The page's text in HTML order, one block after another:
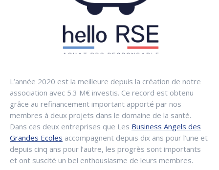
L’année 2020 est la meilleure depuis la création de notre
association avec 5.3 M€ investis. Ce record est obtenu
grâce au refinancement important apporté par nos
membres à deux projets dans le domaine de la santé.
Dans ces deux entreprises que Les Business Angels des
Grandes Ecoles accompagnent depuis dix ans pour l’une et
depuis cinq ans pour l’autre, les progrès sont importants
et ont suscité un bel enthousiasme de leurs membres.